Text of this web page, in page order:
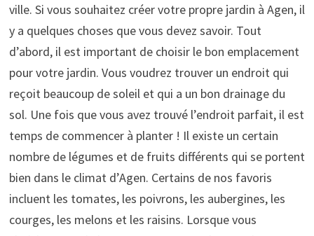
ville. Si vous souhaitez créer votre propre jardin à Agen, il
y a quelques choses que vous devez savoir. Tout
d’abord, il est important de choisir le bon emplacement
pour votre jardin. Vous voudrez trouver un endroit qui
reçoit beaucoup de soleil et qui a un bon drainage du
sol. Une fois que vous avez trouvé l’endroit parfait, il est
temps de commencer à planter ! Il existe un certain
nombre de légumes et de fruits différents qui se portent
bien dans le climat d’Agen. Certains de nos favoris
incluent les tomates, les poivrons, les aubergines, les
courges, les melons et les raisins. Lorsque vous